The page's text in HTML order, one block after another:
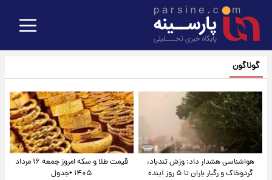
گوناگون
هواشناسی هشدار داد: وزش تندباد،
گردوخاک و رگبار باران تا ۵ روز آینده
قیمت طلا و سکه امروز جمعه ۱۶ مرداد
۱۴۰۵ +جدول